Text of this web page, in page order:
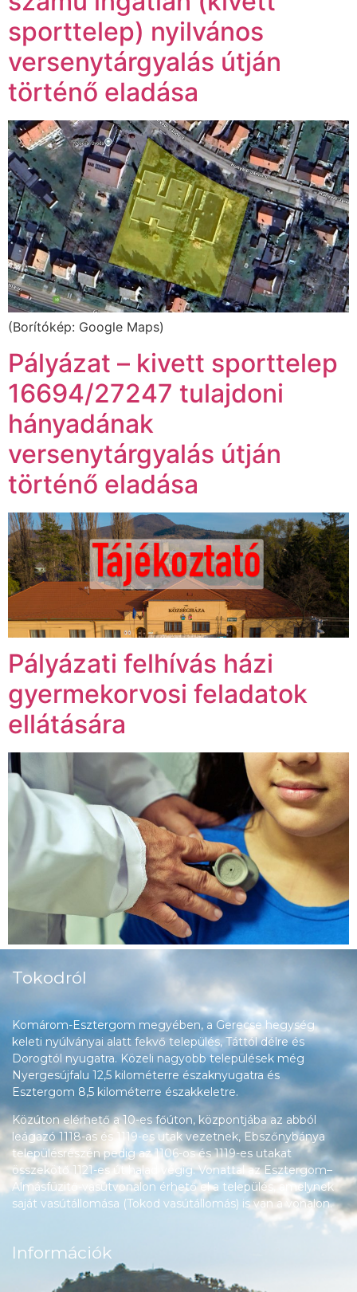
sporttelep) nyilvános
versenytárgyalás útján
történő eladása
(Borítókép: Google Maps)
Pályázat – kivett sporttelep
16694/27247 tulajdoni
hányadának
versenytárgyalás útján
történő eladása
Pályázati felhívás házi
gyermekorvosi feladatok
ellátására
Tokodról
Komárom-Esztergom megyében, a Gerecse hegység
keleti nyúlványai alatt fekvő település, Táttól délre és
Dorogtól nyugatra. Közeli nagyobb települések még
Nyergesújfalu 12,5 kilométerre északnyugatra és
Esztergom 8,5 kilométerre északkeletre.
Közúton elérhető a 10-es főúton, központjába az abból
leágazó 1118-as és 1119-es utak vezetnek, Ebszőnybánya
településrészén pedig az 1106-os és 1119-es utakat
összekötő 1121-es út halad végig. Vonattal az Esztergom–
Almásfüzitő-vasútvonalon érhető el a település, amelynek
saját vasútállomása (Tokod vasútállomás) is van a vonalon.
Információk